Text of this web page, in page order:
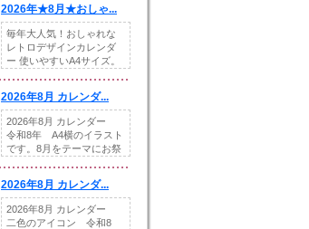
2026年★8月★おしゃ...
毎年大人気！おしゃれな
レトロデザインカレンダ
ー 使いやすいA4サイズ。
2026年8月 カレンダ...
2026年8月 カレンダー
令和8年 A4横のイラスト
です。8月をテーマにお祭
2026年8月 カレンダ...
2026年8月 カレンダー
二色のアイコン 令和8